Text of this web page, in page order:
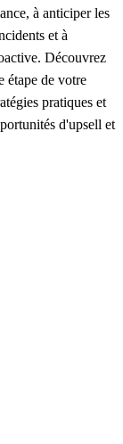
à anticiper les
et à
Découvrez
étape de votre
pratiques et
d'upsell et